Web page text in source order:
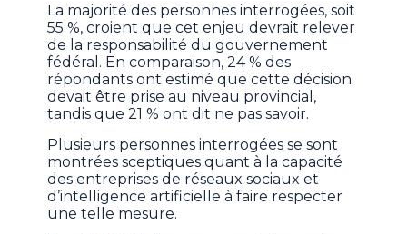
La majorité des personnes interrogées, soit
55 %, croient que cet enjeu devrait relever
de la responsabilité du gouvernement
fédéral. En comparaison, 24 % des
répondants ont estimé que cette décision
devait être prise au niveau provincial,
tandis que 21 % ont dit ne pas savoir.
Plusieurs personnes interrogées se sont
montrées sceptiques quant à la capacité
des entreprises de réseaux sociaux et
d’intelligence artificielle à faire respecter
une telle mesure.